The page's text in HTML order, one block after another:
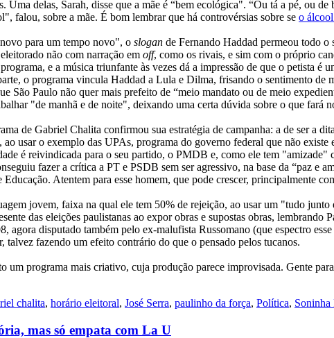
Uma delas, Sarah, disse que a mãe é “bem ecológica". “Ou tá a pé, ou
falou, sobre a mãe. É bom lembrar que há controvérsias sobre se o
para um tempo novo", o slogan de Fernando Haddad permeou todo o
não com narração em off, como os rivais, e sim com o próprio
e a música triunfante às vezes dá a impressão de que o petista é
o programa vincula Haddad a Lula e Dilma, frisando o sentimento de
São Paulo não quer mais prefeito de “meio mandato ou de meio
"de manhã e de noite", deixando uma certa dúvida sobre o que fará
de Gabriel Chalita confirmou sua estratégia de campanha: a de ser a
ao usar o exemplo das UPAs, programa do governo federal que não
é reivindicada para o seu partido, o PMDB e, como ele tem
fazer a crítica a PT e PSDB sem ser agressivo, na base da “paz e
Atentem para esse homem, que pode crescer, principalmente
jovem, faixa na qual ele tem 50% de rejeição, ao usar um "tudo
das eleições paulistanas ao expor obras e supostas obras,
agora disputado também pelo ex-malufista Russomano (que espectro
fazendo um efeito contrário do que o pensado pelos tucanos.
um programa mais criativo, cuja produção parece improvisada. Gente
chalita, horário eleitoral, José Serra, paulinho da força, Política, Soninha
mas só empata com La U